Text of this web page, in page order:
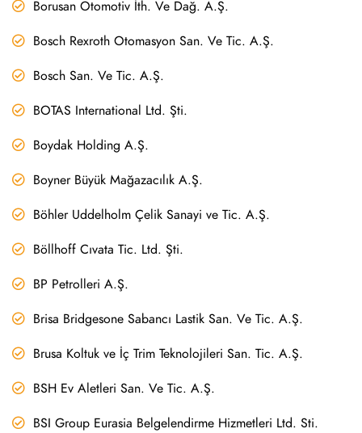
Borusan Otomotiv İth. Ve Dağ. A.Ş.
Bosch Rexroth Otomasyon San. Ve Tic. A.Ş.
Bosch San. Ve Tic. A.Ş.
BOTAS International Ltd. Şti.
Boydak Holding A.Ş.
Boyner Büyük Mağazacılık A.Ş.
Böhler Uddelholm Çelik Sanayi ve Tic. A.Ş.
Böllhoff Cıvata Tic. Ltd. Şti.
BP Petrolleri A.Ş.
Brisa Bridgesone Sabancı Lastik San. Ve Tic. A.Ş.
Brusa Koltuk ve İç Trim Teknolojileri San. Tic. A.Ş.
BSH Ev Aletleri San. Ve Tic. A.Ş.
BSI Group Eurasia Belgelendirme Hizmetleri Ltd. Sti.